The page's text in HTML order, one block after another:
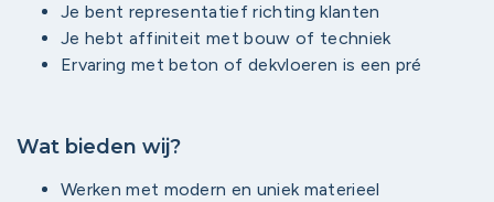
Je bent representatief richting klanten
Je hebt affiniteit met bouw of techniek
Ervaring met beton of dekvloeren is een pré
Wat bieden wij?
Werken met modern en uniek materieel